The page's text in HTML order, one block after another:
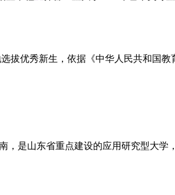
拔优秀新生，依据《中华人民共和国
是山东省重点建设的应用研究型大学